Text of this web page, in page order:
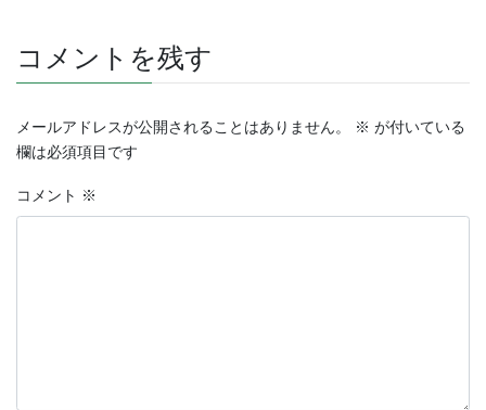
コメントを残す
メールアドレスが公開されることはありません。 ※ が付いている
欄は必須項目です
コメント ※